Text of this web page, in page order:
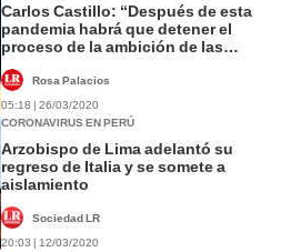
Carlos Castillo: “Después de esta
pandemia habrá que detener el
proceso de la ambición de las
Rosa Palacios
05:18 | 26/03/2020
CORONAVIRUS EN PERÚ
Arzobispo de Lima adelantó su
regreso de Italia y se somete a
aislamiento
Sociedad LR
20:03 | 12/03/2020